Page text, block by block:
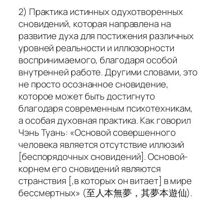
2) Практика истинных одухотворенных
сновидений, которая направлена на
развитие духа для постижения различных
уровней реальности и иллюзорности
воспринимаемого, благодаря особой
внутренней работе. Другими словами, это
не просто осознанное сновидение,
которое может быть достигнуто
благодаря современным психотехникам,
а особая духовная практика. Как говорил
Чэнь Туань: «Основой совершенного
человека является отсутствие иллюзий
[беспорядочных сновидений]. Основой-
корнем его сновидений являются
странствия [,в которых он витает] в мире
бессмертных» (至人本無夢，其夢本遊仙).